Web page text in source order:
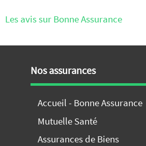
Les avis sur Bonne Assurance
Nos assurances
Accueil - Bonne Assurance
Mutuelle Santé
Assurances de Biens